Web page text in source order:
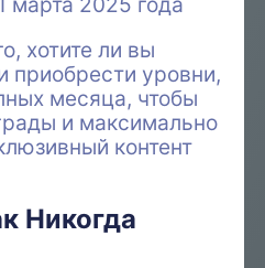
хотите ли вы
приобрести уровни,
месяца, чтобы
и максимально
контент
Никогда